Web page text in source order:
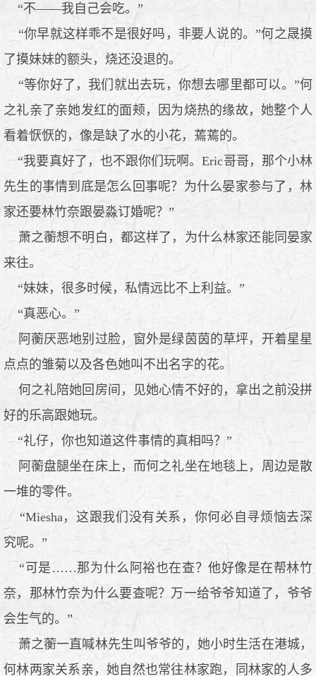
“不——我自己会吃。”
“你早就这样乖不是很好吗，非要人说的。”何之晟摸
了摸妹妹的额头，烧还没退的。
“等你好了，我们就出去玩，你想去哪里都可以。”何
之礼亲了亲她发红的面颊，因为烧热的缘故，她整个人
看着恹恹的，像是缺了水的小花，蔫蔫的。
“我要真好了，也不跟你们玩啊。Eric哥哥，那个小林
先生的事情到底是怎么回事呢？为什么晏家参与了，林
家还要林竹奈跟晏淼订婚呢？”
萧之蘅想不明白，都这样了，为什么林家还能同晏家
来往。
“妹妹，很多时候，私情远比不上利益。”
“真恶心。”
阿蘅厌恶地别过脸，窗外是绿茵茵的草坪，开着星星
点点的雏菊以及各色她叫不出名字的花。
何之礼陪她回房间，见她心情不好的，拿出之前没拼
好的乐高跟她玩。
“礼仔，你也知道这件事情的真相吗？”
阿蘅盘腿坐在床上，而何之礼坐在地毯上，周边是散
一堆的零件。
“Miesha，这跟我们没有关系，你何必自寻烦恼去深
究呢。”
“可是……那为什么阿裕也在查？他好像是在帮林竹
奈，那林竹奈为什么要查呢？万一给爷爷知道了，爷爷
会生气的。”
萧之蘅一直喊林先生叫爷爷的，她小时生活在港城，
何林两家关系亲，她自然也常往林家跑，同林家的人多